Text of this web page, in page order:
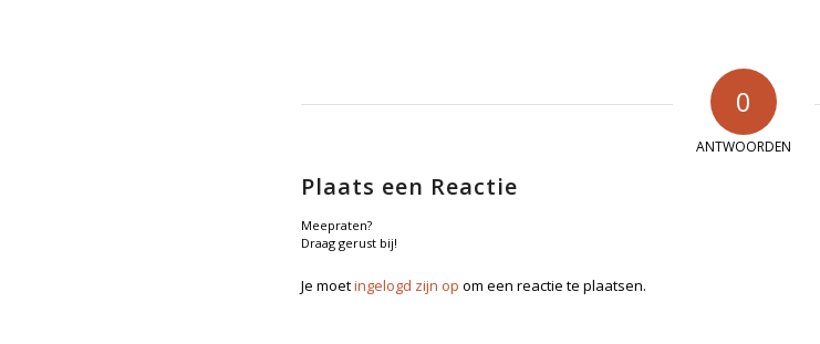
0
ANTWOORDEN
Plaats een Reactie
Meepraten?
Draag gerust bij!
Je moetingelogd zijn op om een reactie te plaatsen.